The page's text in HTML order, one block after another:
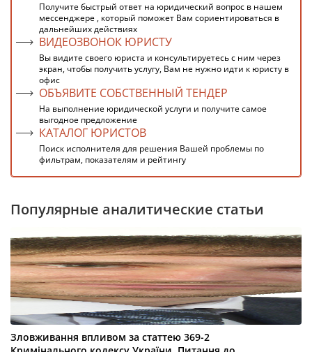
Получите быстрый ответ на юридический вопрос в нашем
мессенджере , который поможет Вам сориентироваться в
дальнейших действиях
ВИДЕОЗВОНОК ЮРИСТУ
Вы видите своего юриста и консультируетесь с ним через
экран, чтобы получить услугу, Вам не нужно идти к юристу в
офис
ОБЪЯВИТЕ СОБСТВЕННЫЙ ТЕНДЕР
На выполнение юридической услуги и получите самое
выгодное предложение
КАТАЛОГ ЮРИСТОВ
Поиск исполнителя для решения Вашей проблемы по
фильтрам, показателям и рейтингу
Популярные аналитические статьи
Зловживання впливом за статтею 369-2